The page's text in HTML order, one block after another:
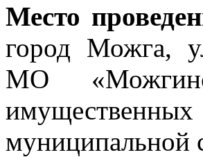
Место
город Можга,
МО
муниципальной